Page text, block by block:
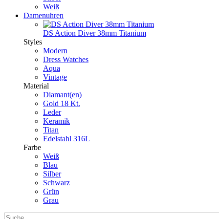
Weiß
Damenuhren
DS Action Diver 38mm Titanium
Styles
Modern
Dress Watches
Aqua
Vintage
Material
Diamant(en)
Gold 18 Kt.
Leder
Keramik
Titan
Edelstahl 316L
Farbe
Weiß
Blau
Silber
Schwarz
Grün
Grau